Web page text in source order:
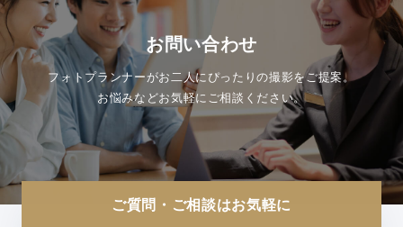
お問い合わせ
フォトプランナーがお二人にぴったりの撮影をご提案。
お悩みなどお気軽にご相談ください。
ご質問・ご相談はお気軽に